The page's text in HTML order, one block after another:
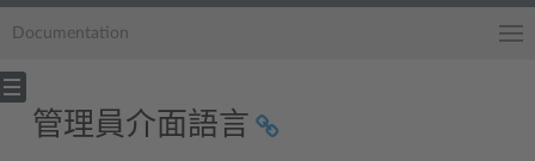
Documentation
管理員介面語言